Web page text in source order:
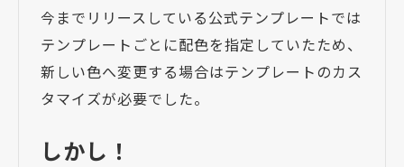
今までリリースしている公式テンプレートでは
テンプレートごとに配色を指定していたため、
新しい色へ変更する場合はテンプレートのカス
タマイズが必要でした。
しかし！